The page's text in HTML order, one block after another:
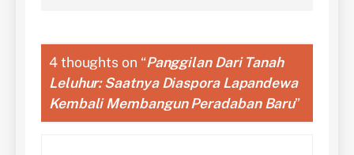
4 thoughts on “Panggilan Dari Tanah
Leluhur: Saatnya Diaspora Lapandewa
Kembali Membangun Peradaban Baru”